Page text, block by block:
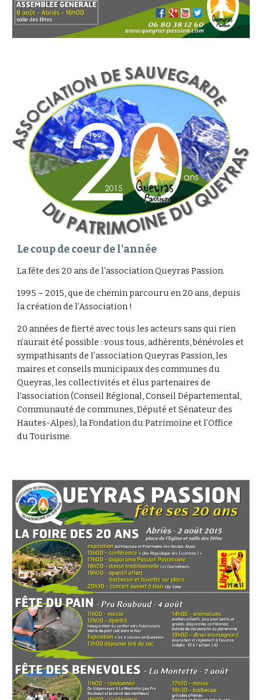
Le coup de coeur de l'année
La fête des 20 ans de l'association Queyras Passion.
1995 – 2015, que de chemin parcouru en 20 ans, depuis
la création de l’Association !
20 années de fierté avec tous les acteurs sans qui rien
n’aurait été́ possible : vous tous, adhérents, bénévoles et
sympathisants de l’association Queyras Passion, les
maires et conseils municipaux des communes du
Queyras, les collectivités et élus partenaires de
l’association (Conseil Régional, Conseil Départemental,
Communauté de communes, Député et Sénateur des
Hautes-Alpes), la Fondation du Patrimoine et l’Office
du Tourisme.